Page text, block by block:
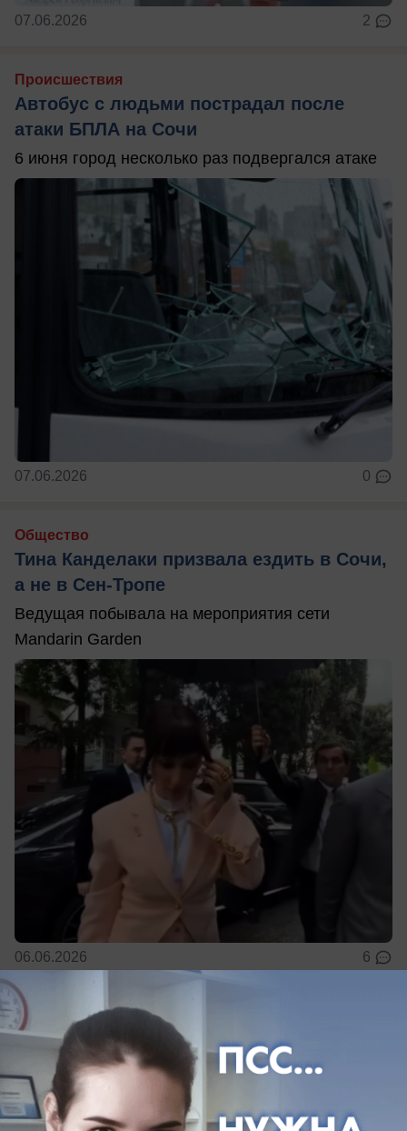
07.06.2026 2
Происшествия
Автобус с людьми пострадал после
атаки БПЛА на Сочи
6 июня город несколько раз подвергался атаке
07.06.2026 0
Общество
Тина Канделаки призвала ездить в Сочи,
а не в Сен-Тропе
Ведущая побывала на мероприятия сети
Mandarin Garden
06.06.2026 6
Экономика
ТРЦ, музей, ресторан: какие соглашения
по Сочи достигли на экономическом
форуме в Санкт-Петербурге
Их подписали, как мэр города, так и губернатор